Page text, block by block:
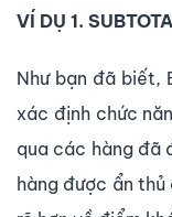
VÍ DỤ 1.
Như bạn đã biết,
xác định chức
qua các hàng đã
hàng được ẩn thủ